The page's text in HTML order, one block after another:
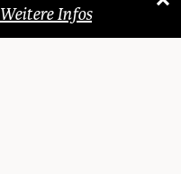
Weitere Infos »